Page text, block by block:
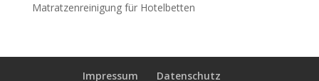
Matratzenreinigung für Hotelbetten
Impressum Datenschutz